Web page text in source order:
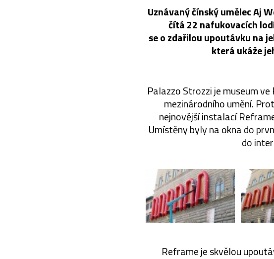
Uznávaný čínský umělec Aj
čítá 22 nafukovacích
se o zdařilou upoutávku na
která ukáže
Palazzo Strozzi je museum
mezinárodního umění.
nejnovější instalací
Umístěny byly na okna do
do
Reframe je skvělou